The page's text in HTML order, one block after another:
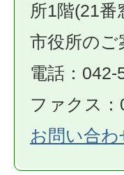
所1階(21番
市役所のご
電話：042-
ファクス
お問い合